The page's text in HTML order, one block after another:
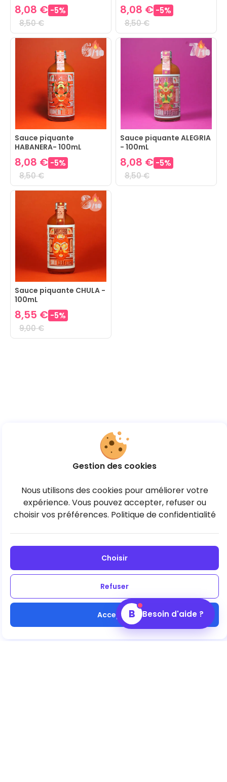
8,08 €
8,50 €
-5% 8,08 €
8,50 €
-5%
Sauce piquante
HABANERA- 100mL
8,08 €
8,50 €
-5%
Sauce piquante ALEGRIA
- 100mL
8,08 €
8,50 €
-5%
Sauce piquante CHULA -
100mL
8,55 €
9,00 €
-5%
Gestion des cookies
Nous utilisons des cookies pour améliorer votre
expérience. Vous pouvez accepter, refuser ou
choisir vos préférences. Politique de confidentialité
Choisir
Refuser
AccepterB Besoin d'aide ?